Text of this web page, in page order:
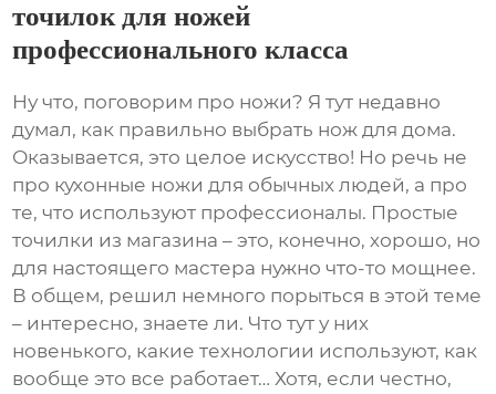
точилок для ножей
профессионального класса
Ну что, поговорим про ножи? Я тут недавно
думал, как правильно выбрать нож для дома.
Оказывается, это целое искусство! Но речь не
про кухонные ножи для обычных людей, а про
те, что используют профессионалы. Простые
точилки из магазина – это, конечно, хорошо, но
для настоящего мастера нужно что-то мощнее.
В общем, решил немного порыться в этой теме
– интересно, знаете ли. Что тут у них
новенького, какие технологии используют, как
вообще это все работает… Хотя, если честно,